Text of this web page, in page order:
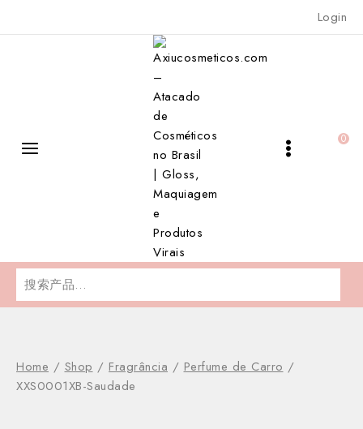
Login
0
搜
索：
Home / Shop / Fragrância / Perfume de Carro /
XXS0001XB-Saudade